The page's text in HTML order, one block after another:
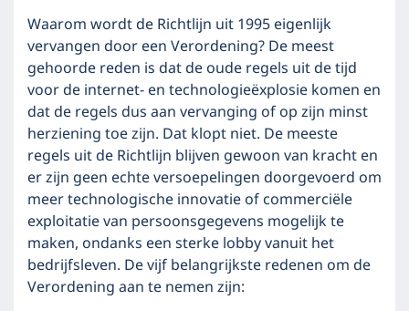
Waarom wordt de Richtlijn uit 1995 eigenlijk
vervangen door een Verordening? De meest
gehoorde reden is dat de oude regels uit de tijd
voor de internet- en technologieëxplosie komen en
dat de regels dus aan vervanging of op zijn minst
herziening toe zijn. Dat klopt niet. De meeste
regels uit de Richtlijn blijven gewoon van kracht en
er zijn geen echte versoepelingen doorgevoerd om
meer technologische innovatie of commerciële
exploitatie van persoonsgegevens mogelijk te
maken, ondanks een sterke lobby vanuit het
bedrijfsleven. De vijf belangrijkste redenen om de
Verordening aan te nemen zijn: